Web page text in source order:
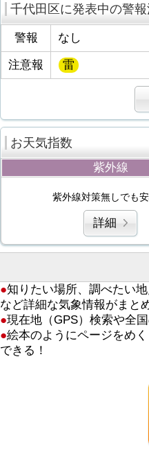
千代田区に発表中の警報
警報 なし
注意報 雷
お天気指数
紫外線
紫外線対策無しでも安
詳細
●知りたい場所、調べたい
など詳細な気象情報がまと
●現在地（GPS）検索や全
●絵本のようにページをめ
できる！